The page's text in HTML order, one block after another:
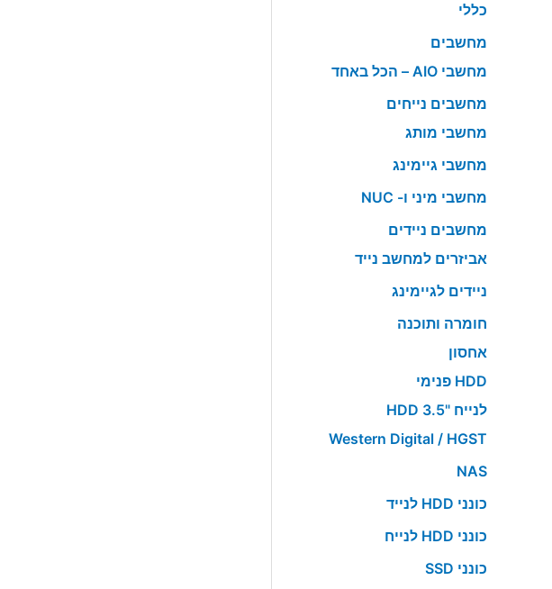
כללי
מחשבים
מחשבי AIO – הכל באחד
מחשבים נייחים
מחשבי מותג
מחשבי גיימינג
מחשבי מיני ו- NUC
מחשבים ניידים
אביזרים למחשב נייד
ניידים לגיימינג
חומרה ותוכנה
אחסון
HDD פנימי
לנייח "HDD 3.5
Western Digital / HGST
NAS
כונני HDD לנייד
כונני HDD לנייח
כונני SSD